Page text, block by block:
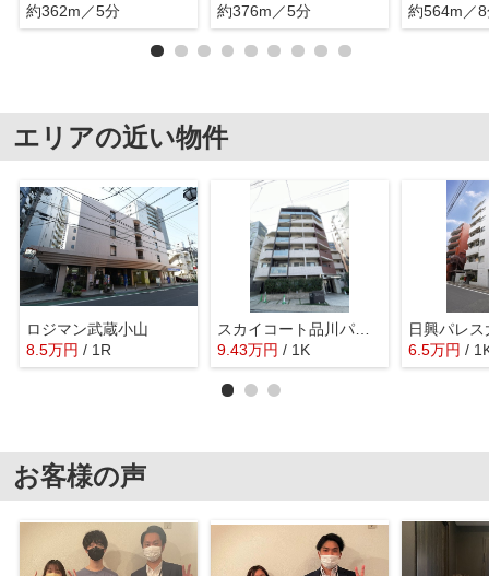
約362m／5分
約376m／5分
約564m／
エリアの近い物件
ロジマン武蔵小山
8.5万円 / 1R
スカイコート品川パークサイド
9.43万円 / 1K
日興パレ
6.5万円 /
お客様の声